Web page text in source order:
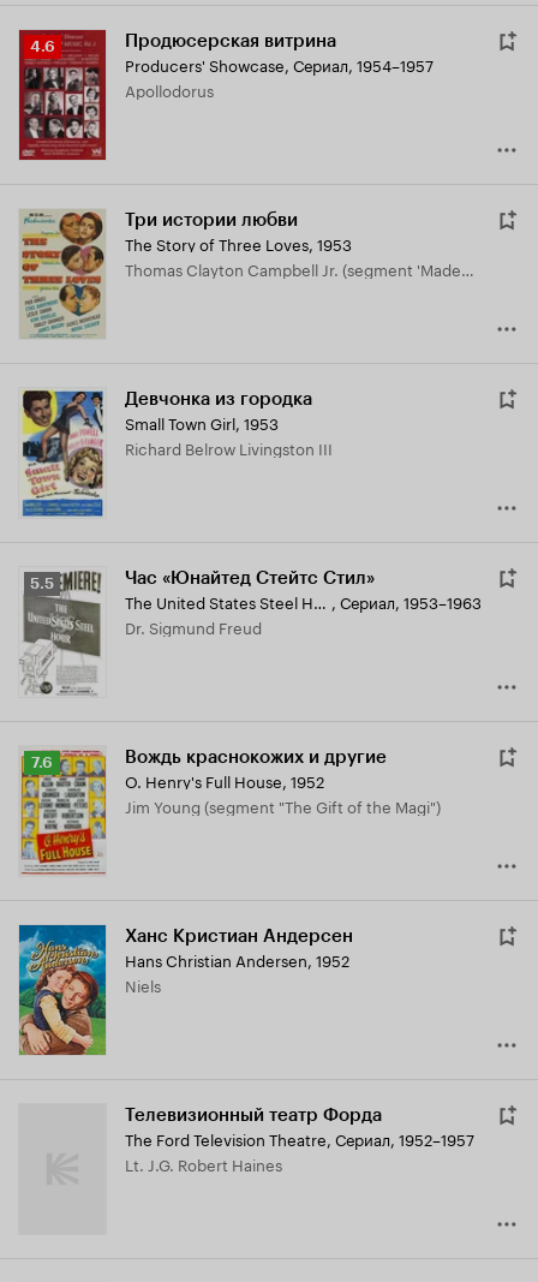
Рейтинг
Кинопоиска
4.6
4.6 Продюсерская витрина
Producers' Showcase, Сериал, 1954–1957
Apollodorus
Три истории любви
The Story of Three Loves, 1953
Thomas Clayton Campbell Jr. (segment 'Mademoiselle')
Девчонка из городка
Small Town Girl, 1953
Richard Belrow Livingston III
Рейтинг
Кинопоиска
5.5
5.5 Час «Юнайтед Стейтс Стил»
The United States Steel Hour , Сериал, 1953–1963
Dr. Sigmund Freud
Рейтинг
Кинопоиска
7.6
7.6 Вождь краснокожих и другие
O. Henry's Full House, 1952
Jim Young (segment "The Gift of the Magi")
Ханс Кристиан Андерсен
Hans Christian Andersen, 1952
Niels
Телевизионный театр Форда
The Ford Television Theatre, Сериал, 1952–1957
Lt. J.G. Robert Haines